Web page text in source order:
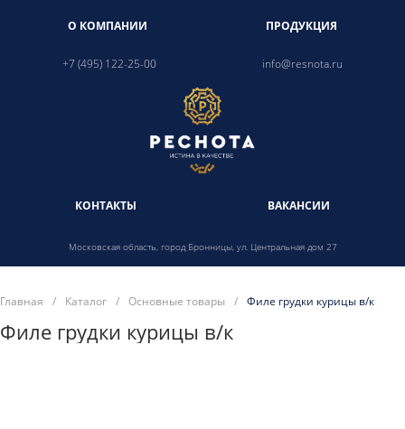
О КОМПАНИИ ПРОДУКЦИЯ
+7 (495) 122-25-00 info@resnota.ru
КОНТАКТЫ ВАКАНСИИ
Московская область, город Бронницы, ул. Центральная дом 27
Главная / Каталог / Основные товары / Филе грудки курицы в/к
Филе грудки курицы в/к